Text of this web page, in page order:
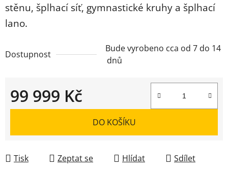
stěnu, šplhací síť, gymnastické kruhy a šplhací
lano.
Dostupnost
Bude vyrobeno cca od 7 do 14
dnů
99 999 Kč
Měrná cena:
DO KOŠÍKU
Tisk Zeptat se Hlídat Sdílet